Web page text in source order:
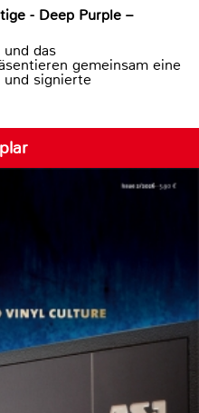
- Deep Purple –
das
gemeinsam eine
signierte